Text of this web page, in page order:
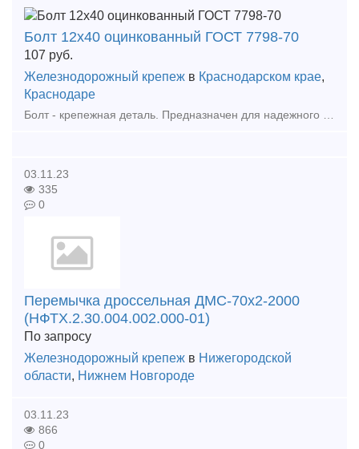
Болт 12х40 оцинкованный ГОСТ 7798-70
107 руб.
Железнодорожный крепеж в Краснодарском крае,
Краснодаре
03.11.23
335
0
Перемычка дроссельная ДМС-70х2-2000
(НФТХ.2.30.004.002.000-01)
По запросу
Железнодорожный крепеж в Нижегородской
области, Нижнем Новгороде
03.11.23
866
0